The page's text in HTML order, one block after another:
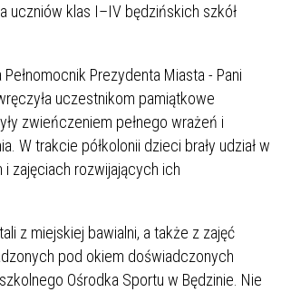
uczniów klas I–IV będzińskich szkół
Prezydenta Miasta - Pani
uczestnikom pamiątkowe
zwieńczeniem pełnego wrażeń i
W trakcie półkolonii dzieci brały udział w
zajęciach rozwijających ich
z miejskiej bawialni, a także z zajęć
pod okiem doświadczonych
Ośrodka Sportu w Będzinie. Nie